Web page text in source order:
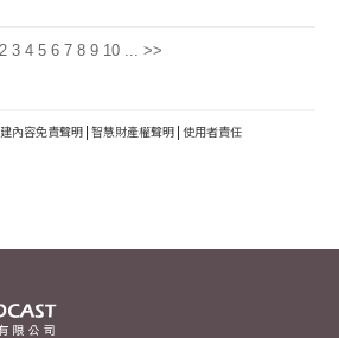
2 3 4 5 6 7 8 9 10 ... >>
內容免責聲明 | 智慧財產權聲明 | 使用者責任